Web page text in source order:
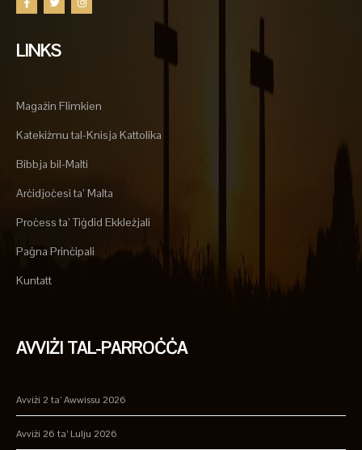
LINKS
Magażin Flimkien
Katekiżmu tal-Knisja Kattolika
Bibbja bil-Malti
Arċidjoċesi ta’ Malta
Proċess ta’ Tiġdid Ekkleżjali
Paġna Prinċipali
Kuntatt
AVVIŻI TAL-PARROĊĊA
Avviżi 2 ta’ Awwissu 2026
Avviżi 26 ta’ Lulju 2026